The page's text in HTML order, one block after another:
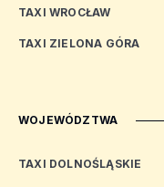
TAXI WROCŁAW
TAXI ZIELONA GÓRA
WOJEWÓDZTWA
TAXI DOLNOŚLĄSKIE